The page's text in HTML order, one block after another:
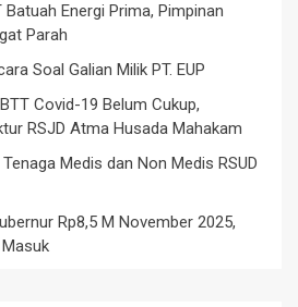
Energi Prima, Pimpinan
Parah
Soal Galian Milik PT. EUP
Covid-19 Belum Cukup,
RSJD Atma Husada Mahakam
Medis dan Non Medis RSUD
Rp8,5 M November 2025,